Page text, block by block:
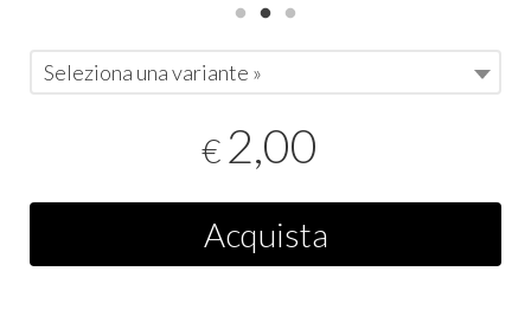
Seleziona una variante »
€ 2,00
Acquista